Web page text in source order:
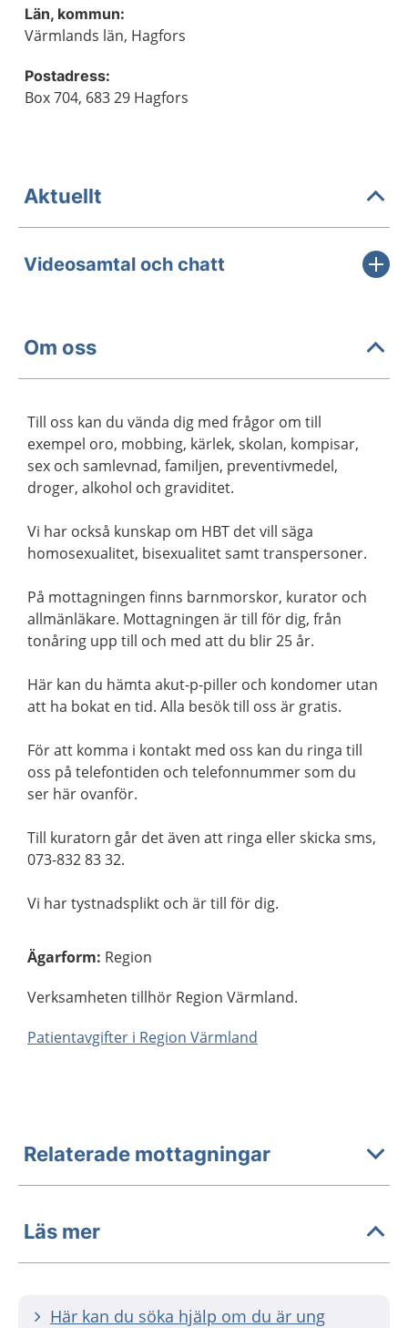
Län, kommun:
Värmlands län, Hagfors
Postadress:
Box 704, 683 29 Hagfors
Aktuellt
Videosamtal och chatt
Om oss
Till oss kan du vända dig med frågor om till
exempel oro, mobbing, kärlek, skolan, kompisar,
sex och samlevnad, familjen, preventivmedel,
droger, alkohol och graviditet.
Vi har också kunskap om HBT det vill säga
homosexualitet, bisexualitet samt transpersoner.
På mottagningen finns barnmorskor, kurator och
allmänläkare. Mottagningen är till för dig, från
tonåring upp till och med att du blir 25 år.
Här kan du hämta akut-p-piller och kondomer utan
att ha bokat en tid. Alla besök till oss är gratis.
För att komma i kontakt med oss kan du ringa till
oss på telefontiden och telefonnummer som du
ser här ovanför.
Till kuratorn går det även att ringa eller skicka sms,
073-832 83 32.
Vi har tystnadsplikt och är till för dig.
Ägarform: Region
Verksamheten tillhör Region Värmland.
Patientavgifter i Region Värmland
Relaterade mottagningar
Läs mer
Här kan du söka hjälp om du är ung